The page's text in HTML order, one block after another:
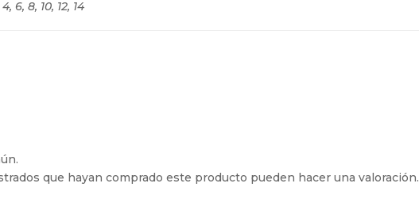
4, 6, 8, 10, 12, 14
que hayan comprado este producto pueden hacer una valoración.